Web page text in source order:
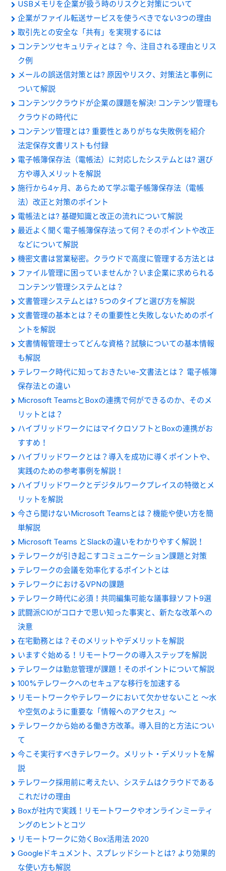
USBメモリを企業が扱う時のリスクと対策について
企業がファイル転送サービスを使うべきでない3つの理由
取引先との安全な「共有」を実現するには
コンテンツセキュリティとは？ 今、注目される理由とリス
ク例
メールの誤送信対策とは? 原因やリスク、対策法と事例に
ついて解説
コンテンツクラウドが企業の課題を解決! コンテンツ管理も
クラウドの時代に
コンテンツ管理とは? 重要性とありがちな失敗例を紹介
法定保存文書リストも付録
電子帳簿保存法（電帳法）に対応したシステムとは? 選び
方や導入メリットを解説
施行から4ヶ月、あらためて学ぶ電子帳簿保存法（電帳
法）改正と対策のポイント
電帳法とは? 基礎知識と改正の流れについて解説
最近よく聞く電子帳簿保存法って何？そのポイントや改正
などについて解説
機密文書は営業秘密。クラウドで高度に管理する方法とは
ファイル管理に困っていませんか？いま企業に求められる
コンテンツ管理システムとは？
文書管理システムとは? 5つのタイプと選び方を解説
文書管理の基本とは？その重要性と失敗しないためのポイ
ントを解説
文書情報管理士ってどんな資格？試験についての基本情報
も解説
テレワーク時代に知っておきたいe-文書法とは？ 電子帳簿
保存法との違い
Microsoft TeamsとBoxの連携で何ができるのか、そのメ
リットとは？
ハイブリッドワークにはマイクロソフトとBoxの連携がお
すすめ！
ハイブリッドワークとは？導入を成功に導くポイントや、
実践のための参考事例を解説！
ハイブリッドワークとデジタルワークプレイスの特徴とメ
リットを解説
今さら聞けないMicrosoft Teamsとは？機能や使い方を簡
単解説
Microsoft Teams とSlackの違いをわかりやすく解説！
テレワークが引き起こすコミュニケーション課題と対策
テレワークの会議を効率化するポイントとは
テレワークにおけるVPNの課題
テレワーク時代に必須！共同編集可能な議事録ソフト9選
武闘派CIOがコロナで思い知った事実と、新たな改革への
決意
在宅勤務とは？そのメリットやデメリットを解説
いますぐ始める！リモートワークの導入ステップを解説
テレワークは勤怠管理が課題！そのポイントについて解説
100%テレワークへのセキュアな移行を加速する
リモートワークやテレワークにおいて欠かせないこと ～水
や空気のように重要な「情報へのアクセス」～
テレワークから始める働き方改革。導入目的と方法につい
て
今こそ実行すべきテレワーク。メリット・デメリットを解
説
テレワーク採用前に考えたい、システムはクラウドである
これだけの理由
Boxが社内で実践！リモートワークやオンラインミーティ
ングのヒントとコツ
リモートワークに効くBox活用法 2020
Googleドキュメント、スプレッドシートとは? より効果的
な使い方も解説